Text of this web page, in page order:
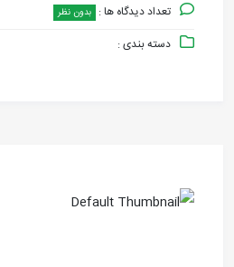
تعداد دیدگاه ها : بدون نظر
دسته بندی :